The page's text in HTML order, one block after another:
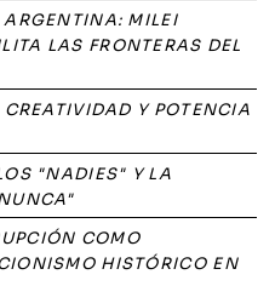
MILEI
LAS FRONTERAS DEL
Y POTENCIA
"NADIES" Y LA
COMO
HISTÓRICO EN